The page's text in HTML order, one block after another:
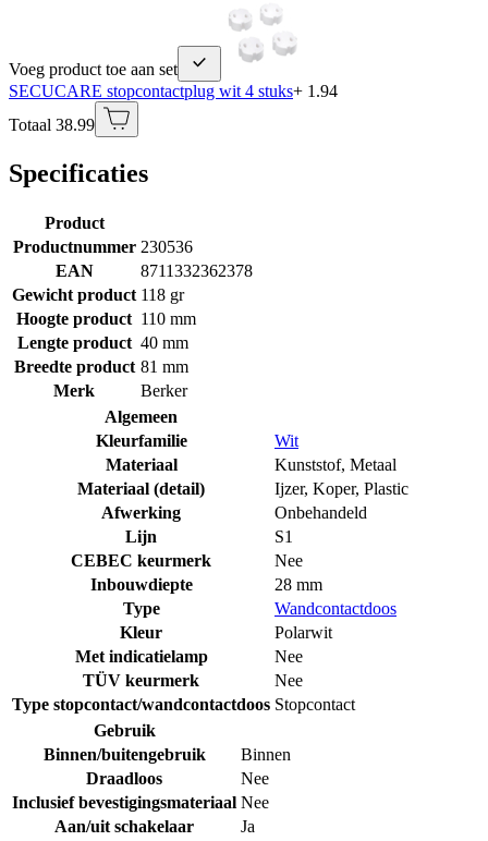
Voeg product toe aan set
SECUCARE stopcontactplug wit 4 stuks+ 1.94
Totaal 38.99
Specificaties
Product
Productnummer 230536
EAN
8711332362378
Gewicht product 118 gr
Hoogte product 110 mm
Lengte product 40 mm
Breedte product 81 mm
Merk
Berker
Algemeen
Kleurfamilie
Wit
Materiaal
Kunststof, Metaal
Materiaal (detail)
Ijzer, Koper, Plastic
Afwerking
Onbehandeld
Lijn
S1
CEBEC keurmerk
Nee
Inbouwdiepte
28 mm
Type
Wandcontactdoos
Kleur
Polarwit
Met indicatielamp
Nee
TÜV keurmerk
Nee
Type stopcontact/wandcontactdoos Stopcontact
Gebruik
Binnen/buitengebruik
Binnen
Draadloos
Nee
Inclusief bevestigingsmateriaal Nee
Aan/uit schakelaar
Ja